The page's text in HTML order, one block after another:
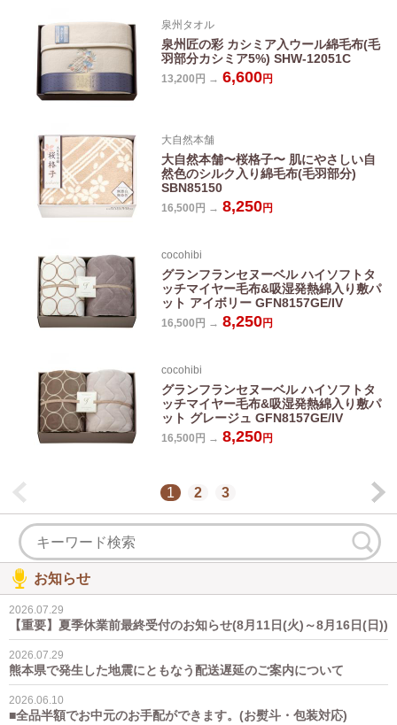
泉州タオル
泉州匠の彩 カシミア入ウール綿毛布(毛
羽部分カシミア5%) SHW-12051C
13,200円 → 6,600円
大自然本舗
大自然本舗〜桜格子〜 肌にやさしい自
然色のシルク入り綿毛布(毛羽部分)
SBN85150
16,500円 → 8,250円
cocohibi
グランフランセヌーベル ハイソフトタ
ッチマイヤー毛布&吸湿発熱綿入り敷パ
ット アイボリー GFN8157GE/IV
16,500円 → 8,250円
cocohibi
グランフランセヌーベル ハイソフトタ
ッチマイヤー毛布&吸湿発熱綿入り敷パ
ット グレージュ GFN8157GE/IV
16,500円 → 8,250円
1 2 3
お知らせ
2026.07.29
【重要】夏季休業前最終受付のお知らせ(8月11日(火)～8月16日(日))
2026.07.29
熊本県で発生した地震にともなう配送遅延のご案内について
2026.06.10
■全品半額でお中元のお手配ができます。(お熨斗・包装対応)